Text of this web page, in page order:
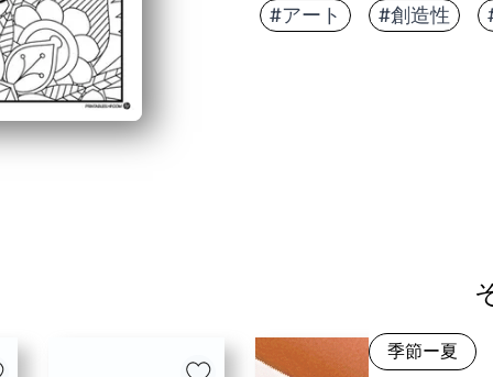
#アート #創造性
季節ー夏